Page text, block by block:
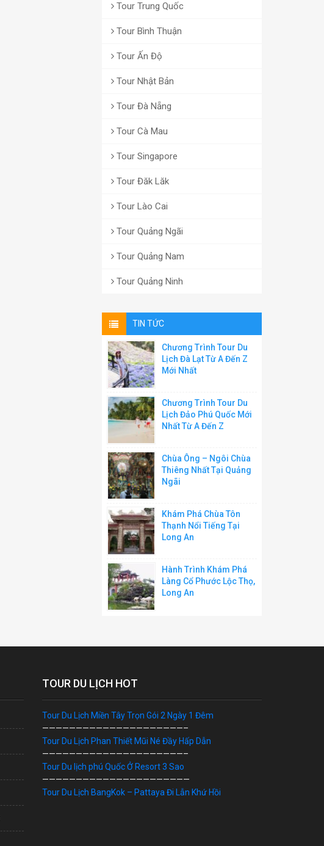
Tour Trung Quốc
Tour Bình Thuận
Tour Ấn Độ
Tour Nhật Bản
Tour Đà Nẵng
Tour Cà Mau
Tour Singapore
Tour Đăk Lăk
Tour Lào Cai
Tour Quảng Ngãi
Tour Quảng Nam
Tour Quảng Ninh
TIN TỨC
Chương Trình Tour Du
Lịch Đà Lạt Từ A Đến Z
Mới Nhất
Chương Trình Tour Du
Lịch Đảo Phú Quốc Mới
Nhất Từ A Đến Z
Chùa Ông – Ngôi Chùa
Thiêng Nhất Tại Quảng
Ngãi
Khám Phá Chùa Tôn
Thạnh Nổi Tiếng Tại
Long An
Hành Trình Khám Phá
Làng Cổ Phước Lộc Thọ,
Long An
TOUR DU LỊCH HOT
Tour Du Lịch Miền Tây Trọn Gói 2 Ngày 1 Đêm
—————————————————————–
Tour Du Lịch Phan Thiết Mũi Né Đầy Hấp Dẫn
—————————————————————–
Tour Du lịch phú Quốc Ở Resort 3 Sao
——————————————————————
Tour Du Lịch BangKok – Pattaya Đi Lẫn Khứ Hồi